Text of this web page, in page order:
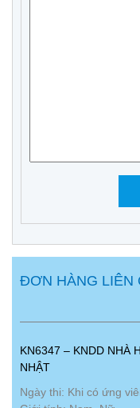
ĐƠN HÀNG LIÊN
KN6347 – KNDD NHÀ
NHẬT
Ngày thi: Khi có ứng